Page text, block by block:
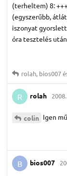
(terheltem) 8:
(egyszerűbb,
iszonyat
óra tesztelés
rolah, bios007
R rolah
colin Igen
B bios007